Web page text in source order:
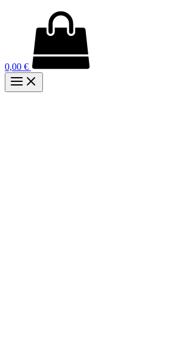
0,00 €